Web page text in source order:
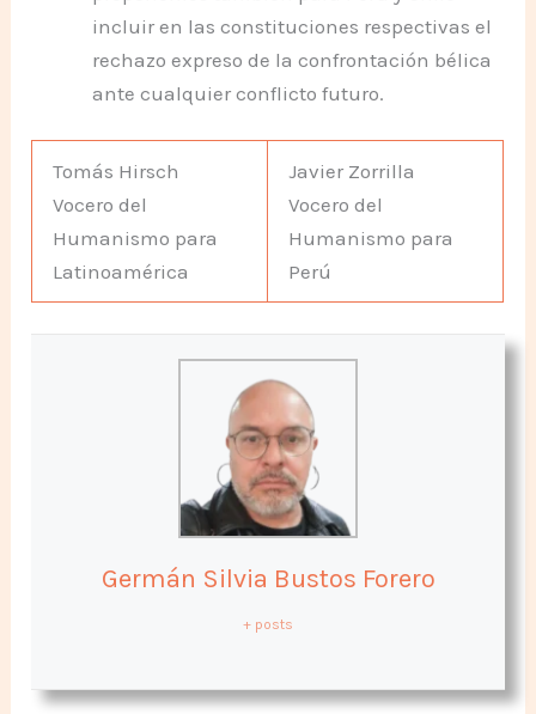
incluir en las constituciones respectivas el
rechazo expreso de la confrontación bélica
ante cualquier conflicto futuro.
Tomás Hirsch
Vocero del
Humanismo para
Latinoamérica
Javier Zorrilla
Vocero del
Humanismo para
Perú
Germán Silvia Bustos Forero
+ posts